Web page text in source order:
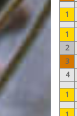
1
1
2
3
4
1